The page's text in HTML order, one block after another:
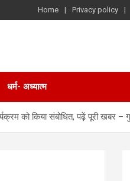
Home Privacy policy
धर्म- अध्यात्म
को किया संबोधित, पढ़ें पूरी खबर –